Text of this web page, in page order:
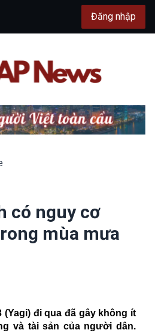
Đăng nhập
có nguy cơ
mùa mưa
(Yagi) đi qua đã gây không ít
và tài sản của người dân.